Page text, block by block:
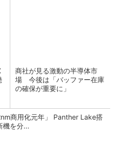
商社が見る激動の半導体市
場 今後は「バッファー在庫
の確保が重要に」
商用化元年」 Panther Lake搭
機を分...